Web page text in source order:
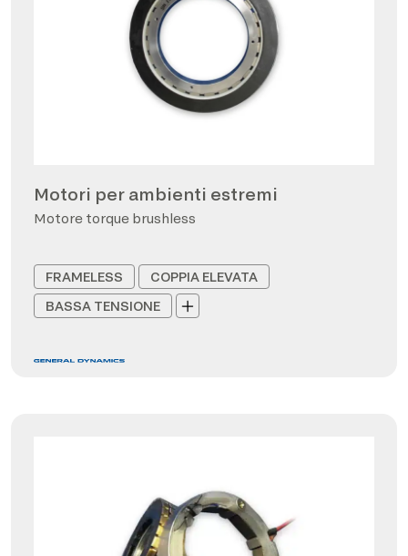
Motori per ambienti estremi
Motore torque brushless
FRAMELESS
COPPIA ELEVATA
BASSA TENSIONE